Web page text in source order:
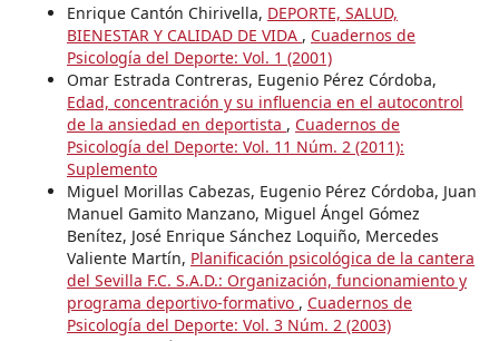
Enrique Cantón Chirivella, DEPORTE, SALUD,
BIENESTAR Y CALIDAD DE VIDA , Cuadernos de
Psicología del Deporte: Vol. 1 (2001)
Omar Estrada Contreras, Eugenio Pérez Córdoba,
Edad, concentración y su influencia en el autocontrol
de la ansiedad en deportista , Cuadernos de
Psicología del Deporte: Vol. 11 Núm. 2 (2011):
Suplemento
Miguel Morillas Cabezas, Eugenio Pérez Córdoba, Juan
Manuel Gamito Manzano, Miguel Ángel Gómez
Benítez, José Enrique Sánchez Loquiño, Mercedes
Valiente Martín, Planificación psicológica de la cantera
del Sevilla F.C. S.A.D.: Organización, funcionamiento y
programa deportivo-formativo , Cuadernos de
Psicología del Deporte: Vol. 3 Núm. 2 (2003)